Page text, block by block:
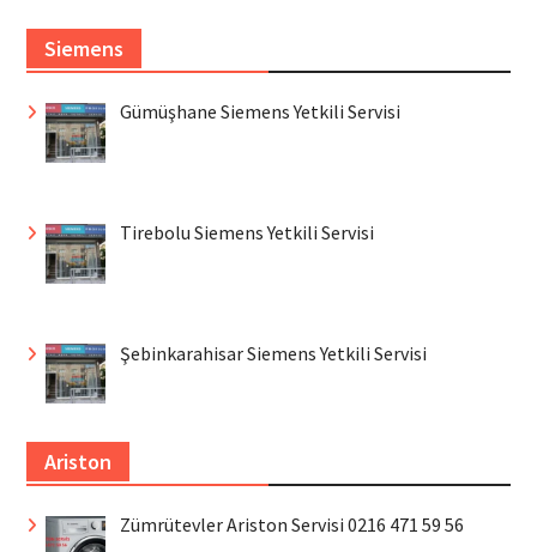
Siemens
Gümüşhane Siemens Yetkili Servisi
Tirebolu Siemens Yetkili Servisi
Şebinkarahisar Siemens Yetkili Servisi
Ariston
Zümrütevler Ariston Servisi 0216 471 59 56